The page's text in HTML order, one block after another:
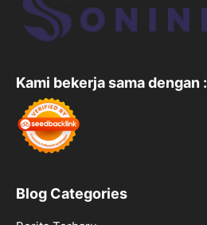
Kami bekerja sama dengan :
Blog Categories